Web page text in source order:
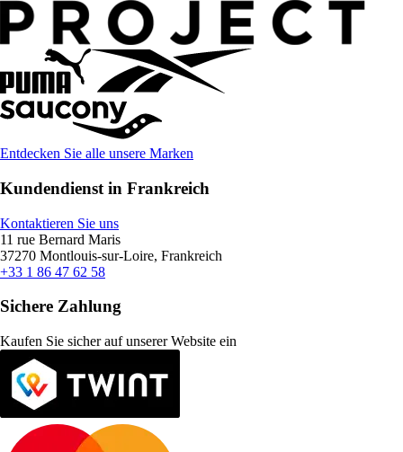
Entdecken Sie alle unsere Marken
Kundendienst in Frankreich
Kontaktieren Sie uns
11 rue Bernard Maris
37270 Montlouis-sur-Loire, Frankreich
+33 1 86 47 62 58
Sichere Zahlung
Kaufen Sie sicher auf unserer Website ein